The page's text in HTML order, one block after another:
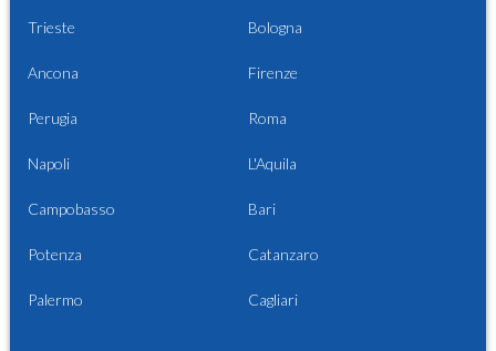
Trieste Bologna
Ancona Firenze
Perugia Roma
Napoli L'Aquila
Campobasso Bari
Potenza Catanzaro
Palermo Cagliari